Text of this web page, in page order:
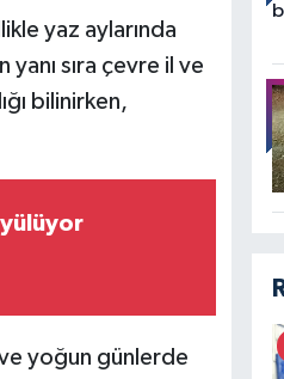
yaz aylarında
sıra çevre il ve
bilinirken,
yoğun günlerde